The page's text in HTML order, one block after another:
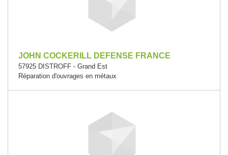
JOHN COCKERILL DEFENSE FRANCE
57925 DISTROFF - Grand Est
Réparation d'ouvrages en métaux